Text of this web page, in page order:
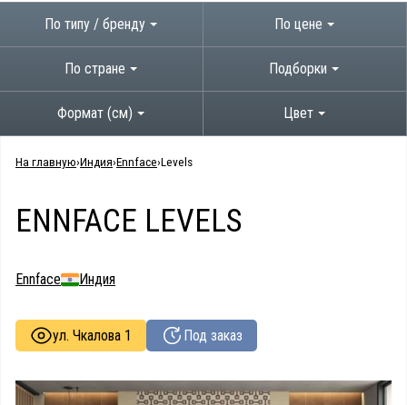
По типу / бренду По цене
По стране Подборки
Формат (см) Цвет
На главную Индия Ennface Levels
ENNFACE LEVELS
Ennface Индия
ул. Чкалова 1 Под заказ